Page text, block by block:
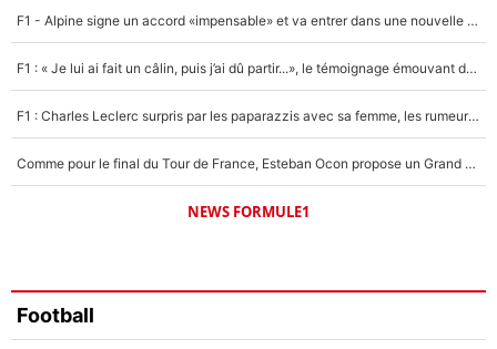
5% F1 - Alpine signe un accord «impensable» et va entrer dans une nouvelle dimension : Grande nouvelle pour Pierre Gasly !
F1 : « Je lui ai fait un câlin, puis j’ai dû partir...», le témoignage émouvant de Max Verstappen sur sa fille
F1 : Charles Leclerc surpris par les paparazzis avec sa femme, les rumeurs étaient vraies !
Comme pour le final du Tour de France, Esteban Ocon propose un Grand Prix de Formule 1 à Paris : «Autour de l’Arc de Triomphe, ce serait génial» !
NEWS FORMULE1
Football